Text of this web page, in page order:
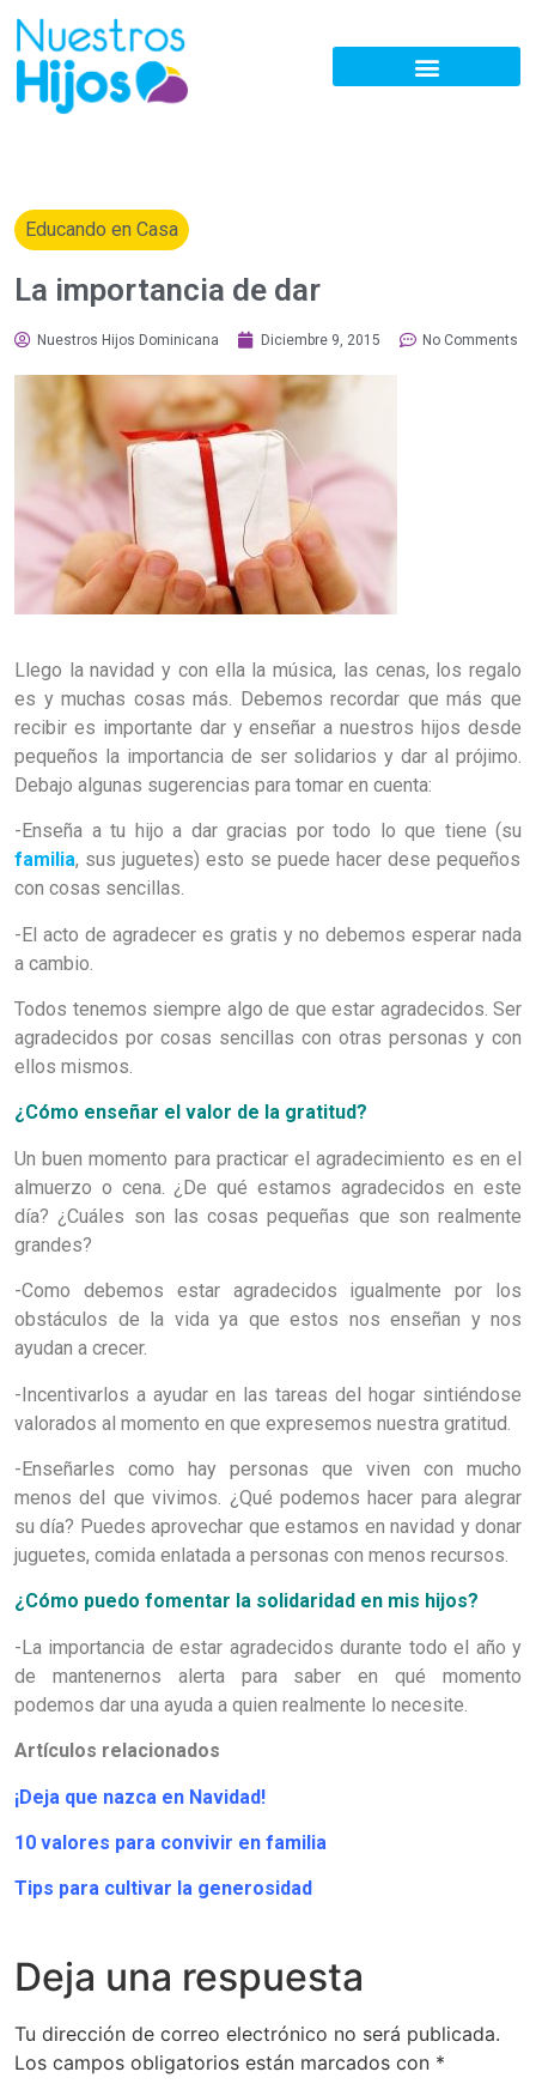
Educando en Casa
La importancia de dar
Nuestros Hijos Dominicana Diciembre 9, 2015 No Comments
Llego la navidad y con ella la música, las cenas, los regalo
es y muchas cosas más. Debemos recordar que más que
recibir es importante dar y enseñar a nuestros hijos desde
pequeños la importancia de ser solidarios y dar al prójimo.
Debajo algunas sugerencias para tomar en cuenta:
-Enseña a tu hijo a dar gracias por todo lo que tiene (su
familia, sus juguetes) esto se puede hacer dese pequeños
con cosas sencillas.
-El acto de agradecer es gratis y no debemos esperar nada
a cambio.
Todos tenemos siempre algo de que estar agradecidos. Ser
agradecidos por cosas sencillas con otras personas y con
ellos mismos.
¿Cómo enseñar el valor de la gratitud?
Un buen momento para practicar el agradecimiento es en el
almuerzo o cena. ¿De qué estamos agradecidos en este
día? ¿Cuáles son las cosas pequeñas que son realmente
grandes?
-Como debemos estar agradecidos igualmente por los
obstáculos de la vida ya que estos nos enseñan y nos
ayudan a crecer.
-Incentivarlos a ayudar en las tareas del hogar sintiéndose
valorados al momento en que expresemos nuestra gratitud.
-Enseñarles como hay personas que viven con mucho
menos del que vivimos. ¿Qué podemos hacer para alegrar
su día? Puedes aprovechar que estamos en navidad y donar
juguetes, comida enlatada a personas con menos recursos.
¿Cómo puedo fomentar la solidaridad en mis hijos?
-La importancia de estar agradecidos durante todo el año y
de mantenernos alerta para saber en qué momento
podemos dar una ayuda a quien realmente lo necesite.
Artículos relacionados
¡Deja que nazca en Navidad!
10 valores para convivir en familia
Tips para cultivar la generosidad
Deja una respuesta
Tu dirección de correo electrónico no será publicada.
Los campos obligatorios están marcados con *